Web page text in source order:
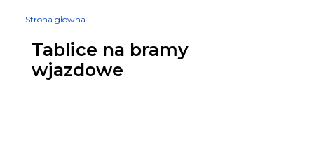
Strona główna
Tablice na bramy
wjazdowe